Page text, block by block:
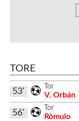
TORE
Tor
V. Orbán
53'
Tor
Rômulo
56'